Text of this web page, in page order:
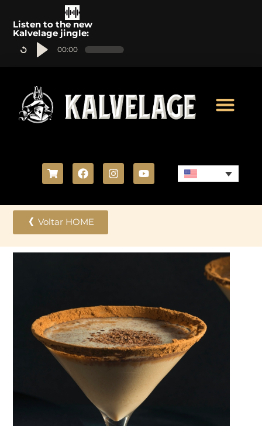
Listen to the new
Kalvelage jingle:
00:00
Voltar HOME